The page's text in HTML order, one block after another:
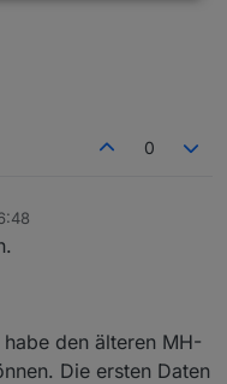
0
den älteren MH-
Die ersten Daten